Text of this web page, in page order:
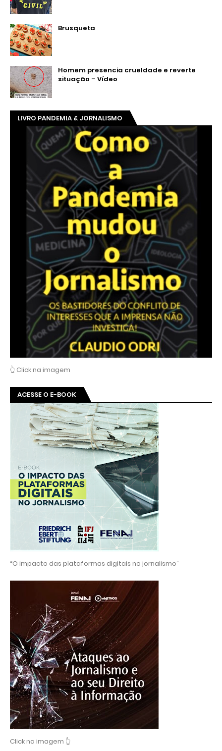
Brusqueta
Homem presencia crueldade e reverte
situação – Vídeo
LIVRO PANDEMIA & JORNALISMO
👆 Click na imagem
ACESSE O E-BOOK
“O impacto das plataformas digitais no jornalismo”
Click na imagem 👆